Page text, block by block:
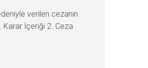
verilen cezanın
Karar İçeriği 2. Ceza